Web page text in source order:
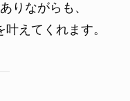
りながらも、
えてくれます。